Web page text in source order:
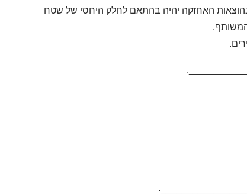
האחזקה יהיה בהתאם לחלק היחסי של שטח